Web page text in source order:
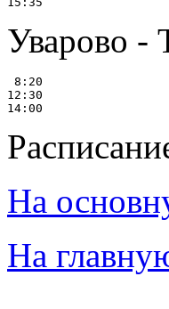
Уварово -
8:20
12:30
На
На